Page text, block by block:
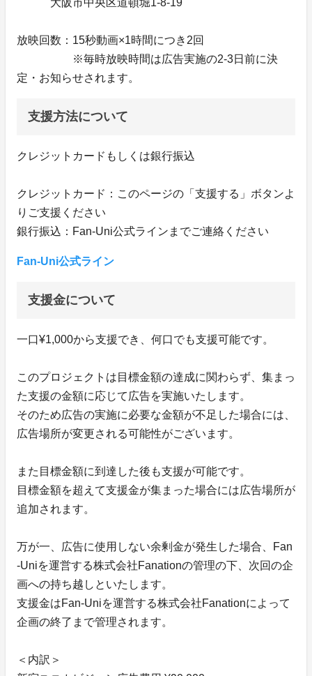
大阪市中央区道頓堀1-8-19
放映回数：15秒動画×1時間につき2回
※毎時放映時間は広告実施の2-3日前に決
定・お知らせされます。
支援方法について
クレジットカードもしくは銀行振込
クレジットカード：このページの「支援する」ボタンよ
りご支援ください
銀行振込：Fan-Uni公式ラインまでご連絡ください
Fan-Uni公式ライン
支援金について
一口¥1,000から支援でき、何口でも支援可能です。
このプロジェクトは目標金額の達成に関わらず、集まっ
た支援の金額に応じて広告を実施いたします。
そのため広告の実施に必要な金額が不足した場合には、
広告場所が変更される可能性がございます。
また目標金額に到達した後も支援が可能です。
目標金額を超えて支援金が集まった場合には広告場所が
追加されます。
万が一、広告に使用しない余剰金が発生した場合、Fan
-Uniを運営する株式会社Fanationの管理の下、次回の企
画への持ち越しといたします。
支援金はFan-Uniを運営する株式会社Fanationによって
企画の終了まで管理されます。
＜内訳＞